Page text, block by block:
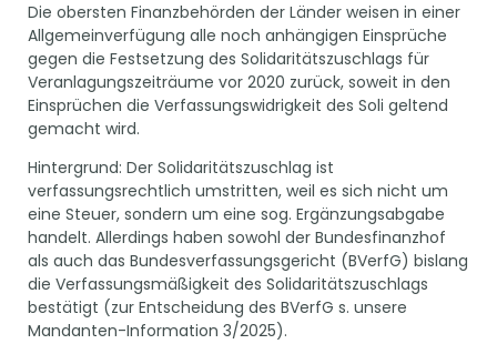
Die obersten Finanzbehörden der Länder weisen in einer
Allgemeinverfügung alle noch anhängigen Einsprüche
gegen die Festsetzung des Solidaritätszuschlags für
Veranlagungszeiträume vor 2020 zurück, soweit in den
Einsprüchen die Verfassungswidrigkeit des Soli geltend
gemacht wird.
Hintergrund: Der Solidaritätszuschlag ist
verfassungsrechtlich umstritten, weil es sich nicht um
eine Steuer, sondern um eine sog. Ergänzungsabgabe
handelt. Allerdings haben sowohl der Bundesfinanzhof
als auch das Bundesverfassungsgericht (BVerfG) bislang
die Verfassungsmäßigkeit des Solidaritätszuschlags
bestätigt (zur Entscheidung des BVerfG s. unsere
Mandanten-Information 3/2025).